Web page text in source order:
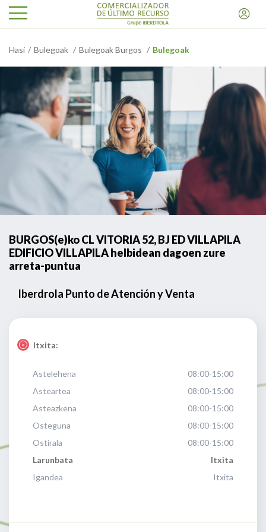
Hasi Bulegoak Bulegoak Burgos Bulegoak
BURGOS(e)ko CL VITORIA 52, BJ ED VILLAPILA
EDIFICIO VILLAPILA helbidean dagoen zure
arreta-puntua
Iberdrola Punto de Atención y Venta
Itxita:
Astelehena
08:00-15:00
Asteartea
08:00-15:00
Asteazkena
08:00-15:00
Osteguna
08:00-15:00
Ostirala
08:00-15:00
Larunbata
Itxita
Igandea
Itxita